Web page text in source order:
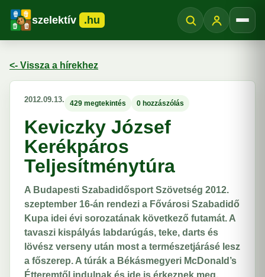
szelektív .hu
<- Vissza a hírekhez
2012.09.13. 429 megtekintés 0 hozzászólás
Keviczky József
Kerékpáros
Teljesítménytúra
A Budapesti Szabadidősport Szövetség 2012.
szeptember 16-án rendezi a Fővárosi Szabadidő
Kupa idei évi sorozatának következő futamát. A
tavaszi kispályás labdarúgás, teke, darts és
lövész verseny után most a természetjárásé lesz
a főszerep. A túrák a Békásmegyeri McDonald’s
Étteremtől indulnak és ide is érkeznek meg.